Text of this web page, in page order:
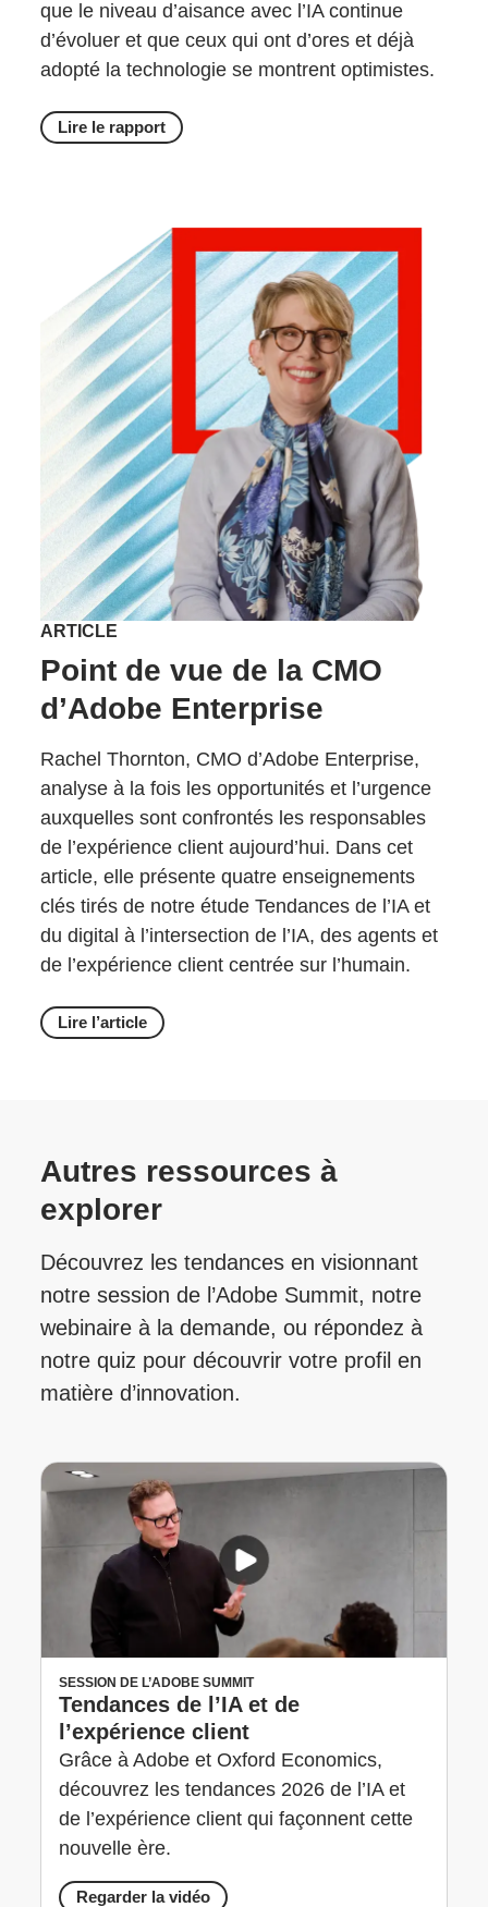
que le niveau d’aisance avec l’IA continue
d’évoluer et que ceux qui ont d’ores et déjà
adopté la technologie se montrent optimistes.
Lire le rapport
ARTICLE
Point de vue de la CMO
d’Adobe Enterprise
Rachel Thornton, CMO d’Adobe Enterprise,
analyse à la fois les opportunités et l’urgence
auxquelles sont confrontés les responsables
de l’expérience client aujourd’hui. Dans cet
article, elle présente quatre enseignements
clés tirés de notre étude Tendances de l’IA et
du digital à l’intersection de l’IA, des agents et
de l’expérience client centrée sur l’humain.
Lire l’article
Autres ressources à
explorer
Découvrez les tendances en visionnant
notre session de l’Adobe Summit, notre
webinaire à la demande, ou répondez à
notre quiz pour découvrir votre profil en
matière d’innovation.
SESSION DE L’ADOBE SUMMIT
Tendances de l’IA et de
l’expérience client
Grâce à Adobe et Oxford Economics,
découvrez les tendances 2026 de l’IA et
de l’expérience client qui façonnent cette
nouvelle ère.
Regarder la vidéo